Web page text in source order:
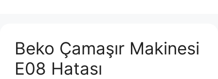
Beko Çamaşır Makinesi
E08 Hatası